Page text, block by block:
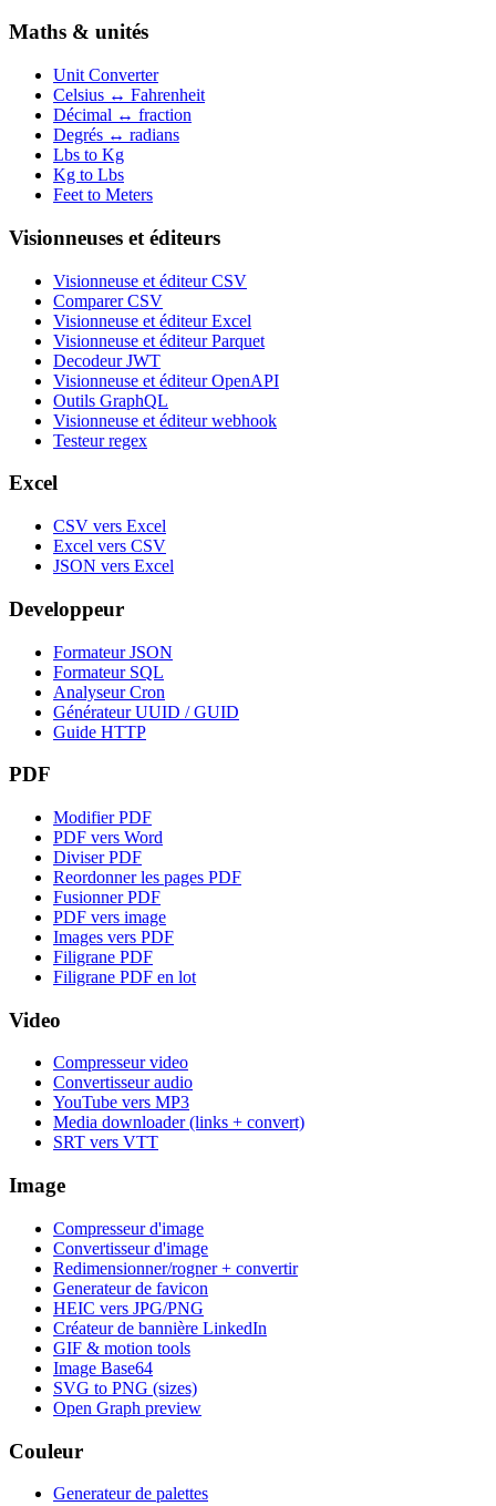
Maths & unités
Unit Converter
Celsius ↔ Fahrenheit
Décimal ↔ fraction
Degrés ↔ radians
Lbs to Kg
Kg to Lbs
Feet to Meters
Visionneuses et éditeurs
Visionneuse et éditeur CSV
Comparer CSV
Visionneuse et éditeur Excel
Visionneuse et éditeur Parquet
Decodeur JWT
Visionneuse et éditeur OpenAPI
Outils GraphQL
Visionneuse et éditeur webhook
Testeur regex
Excel
CSV vers Excel
Excel vers CSV
JSON vers Excel
Developpeur
Formateur JSON
Formateur SQL
Analyseur Cron
Générateur UUID / GUID
Guide HTTP
PDF
Modifier PDF
PDF vers Word
Diviser PDF
Reordonner les pages PDF
Fusionner PDF
PDF vers image
Images vers PDF
Filigrane PDF
Filigrane PDF en lot
Video
Compresseur video
Convertisseur audio
YouTube vers MP3
Media downloader (links + convert)
SRT vers VTT
Image
Compresseur d'image
Convertisseur d'image
Redimensionner/rogner + convertir
Generateur de favicon
HEIC vers JPG/PNG
Créateur de bannière LinkedIn
GIF & motion tools
Image Base64
SVG to PNG (sizes)
Open Graph preview
Couleur
Generateur de palettes